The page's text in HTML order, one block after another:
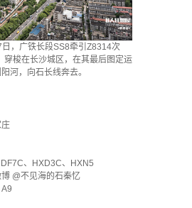
，广铁长段SS8牵引Z8314次
穿梭在长沙城区，在其最后图定运
河，向石长线奔去。
、HXD3C、HXN5
@不见海的石秦忆